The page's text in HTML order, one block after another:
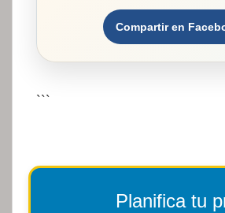
Compartir en
```
Planifica tu